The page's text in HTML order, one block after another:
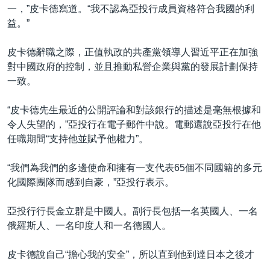
一，”皮卡德寫道。“我不認為亞投行成員資格符合我國的利
益。”
皮卡德辭職之際，正值執政的共產黨領導人習近平正在加強
對中國政府的控制，並且推動私營企業與黨的發展計劃保持
一致。
“皮卡德先生最近的公開評論和對該銀行的描述是毫無根據和
令人失望的，”亞投行在電子郵件中說。電郵還說亞投行在他
任職期間“支持他並賦予他權力”。
“我們為我們的多邊使命和擁有一支代表65個不同國籍的多元
化國際團隊而感到自豪，”亞投行表示。
亞投行行長金立群是中國人。副行長包括一名英國人、一名
俄羅斯人、一名印度人和一名德國人。
皮卡德說自己“擔心我的安全”，所以直到他到達日本之後才